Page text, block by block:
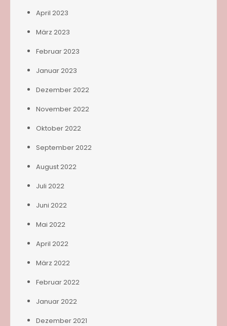
April 2023
März 2023
Februar 2023
Januar 2023
Dezember 2022
November 2022
Oktober 2022
September 2022
August 2022
Juli 2022
Juni 2022
Mai 2022
April 2022
März 2022
Februar 2022
Januar 2022
Dezember 2021